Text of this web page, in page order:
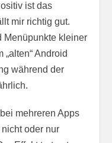
ist das
mir richtig gut.
Menüpunkte kleiner
Android
während der
mehreren Apps
oder nur